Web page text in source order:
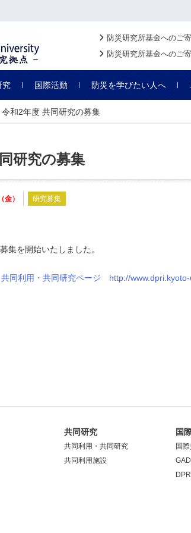
防災研究所基金へのご
防災研究所基金へのご
究 国際活動 防災を学びたい人へ
令和2年度 共同研究の募集
研究の募集
） 研究募集
集を開始いたしました。
共同利用・共同研究ページ http://
共同研究
共同利用・共同研究
共同利用施設
国
国